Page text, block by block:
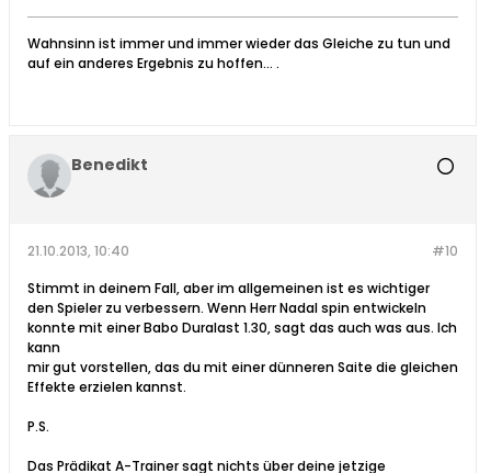
Wahnsinn ist immer und immer wieder das Gleiche zu tun und
auf ein anderes Ergebnis zu hoffen… .
Benedikt
#10
21.10.2013, 10:40
Stimmt in deinem Fall, aber im allgemeinen ist es wichtiger
den Spieler zu verbessern. Wenn Herr Nadal spin entwickeln
konnte mit einer Babo Duralast 1.30, sagt das auch was aus. Ich
kann
mir gut vorstellen, das du mit einer dünneren Saite die gleichen
Effekte erzielen kannst.
P.S.
Das Prädikat A-Trainer sagt nichts über deine jetzige